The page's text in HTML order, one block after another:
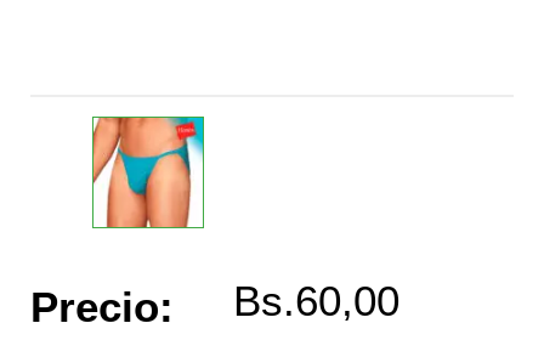
Precio: Bs.60,00